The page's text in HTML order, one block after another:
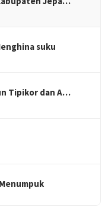
suku
Tipikor dan A…